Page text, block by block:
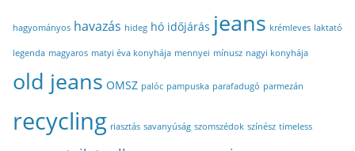
hagyományos havazás hideg hó időjárás jeans krémleves laktató
legenda magyaros matyi éva konyhája mennyei mínusz nagyi konyhája
old jeans OMSZ palóc pampuska parafadugó parmezán
recycling riasztás savanyúság szomszédok színész timeless